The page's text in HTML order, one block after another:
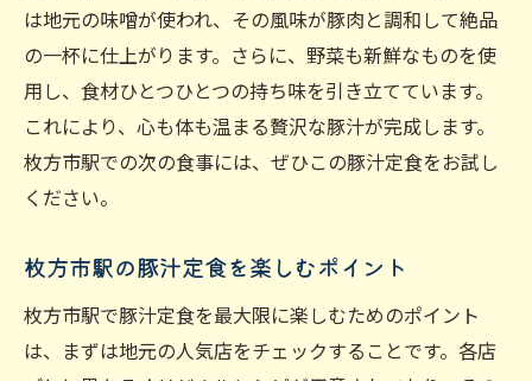
は地元の味噌が使われ、その風味が豚肉と調和して絶品
の一杯に仕上がります。さらに、野菜も新鮮なものを使
用し、食材ひとつひとつの持ち味を引き立てています。
これにより、心も体も温まる贅沢な豚汁が完成します。
枚方市駅での次の食事には、ぜひこの豚汁定食をお試し
ください。
枚方市駅の豚汁定食を楽しむポイント
枚方市駅で豚汁定食を最大限に楽しむためのポイント
は、まずは地元の人気店をチェックすることです。各店